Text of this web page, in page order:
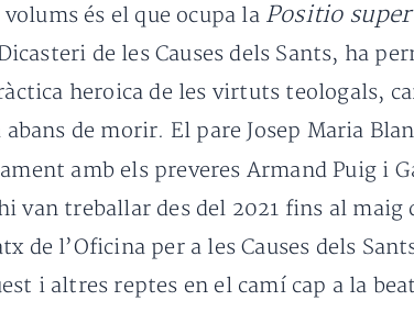
és el que ocupa la Positio
de les Causes dels Sants, ha
heroica de les virtuts teologals,
abans de morir. El pare Josep Maria
amb els preveres Armand Puig i
van treballar des del 2021 fins al
de l’Oficina per a les Causes dels
i altres reptes en el camí cap a la